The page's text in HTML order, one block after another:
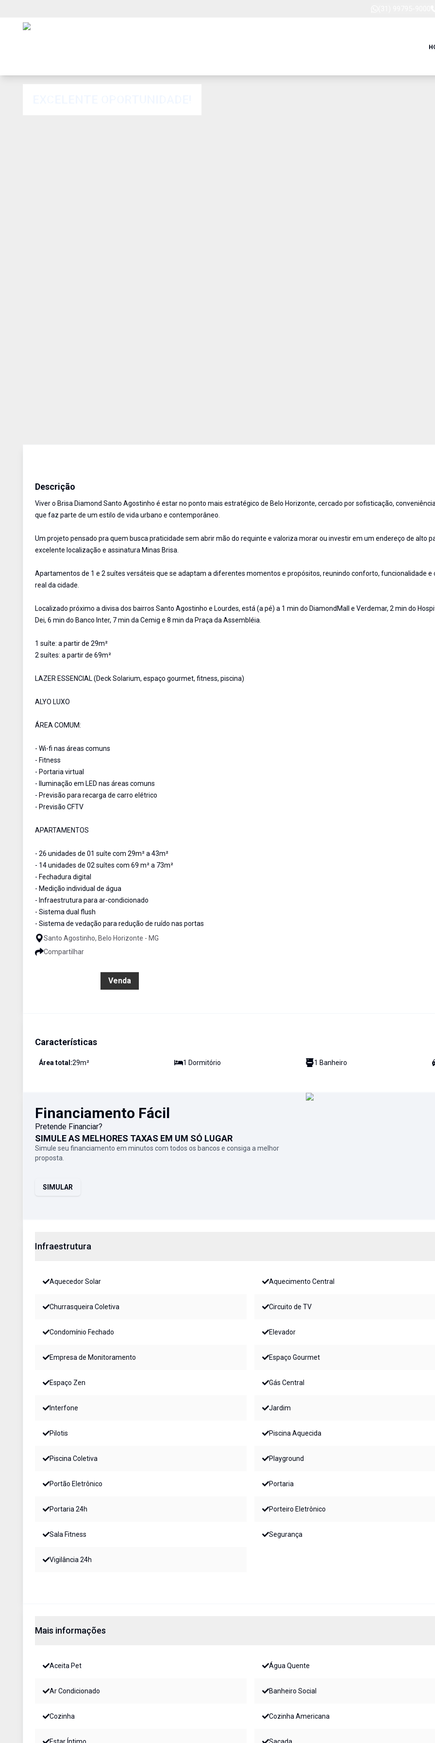
Descrição
Viver o Brisa Diamond Santo Agostinho é estar no ponto mais estratégico de Belo Horizonte, cercado por sofisticação,
que faz parte de um estilo de vida urbano e contemporâneo.
Um projeto pensado pra quem busca praticidade sem abrir mão do requinte e valoriza morar ou investir em um endereço de alto
excelente localização e assinatura Minas Brisa.
Apartamentos de 1 e 2 suítes versáteis que se adaptam a diferentes momentos e propósitos, reunindo conforto, funcionalidade e
real da cidade.
Localizado próximo a divisa dos bairros Santo Agostinho e Lourdes, está (a pé) a 1 min do DiamondMall e Verdemar, 2 min do
Dei, 6 min do Banco Inter, 7 min da Cemig e 8 min da Praça da Assembléia.
1 suíte: a partir de 29m²
2 suítes: a partir de 69m²
LAZER ESSENCIAL (Deck Solarium, espaço gourmet, fitness, piscina)
ALYO LUXO
ÁREA COMUM:
- Wi-fi nas áreas comuns
- Fitness
- Portaria virtual
- Iluminação em LED nas áreas comuns
- Previsão para recarga de carro elétrico
- Previsão CFTV
APARTAMENTOS
- 26 unidades de 01 suíte com 29m² a 43m²
- 14 unidades de 02 suítes com 69 m² a 73m²
- Fechadura digital
- Medição individual de água
- Infraestrutura para ar-condicionado
- Sistema dual flush
- Sistema de vedação para redução de ruído nas portas
Santo Agostinho, Belo Horizonte - MG
Compartilhar
Venda
Características
Área total:29m² 1 Dormitório 1 Banheiro
Financiamento Fácil
Pretende Financiar?
SIMULE AS MELHORES TAXAS EM UM SÓ LUGAR
Simule seu financiamento em minutos com todos os bancos e consiga a melhor
proposta.
SIMULAR
Infraestrutura
Aquecedor Solar Aquecimento Central
Churrasqueira Coletiva Circuito de TV
Condomínio Fechado Elevador
Empresa de Monitoramento Espaço Gourmet
Espaço Zen Gás Central
Interfone Jardim
Pilotis Piscina Aquecida
Piscina Coletiva Playground
Portão Eletrônico Portaria
Portaria 24h Porteiro Eletrônico
Sala Fitness Segurança
Vigilância 24h
Mais informações
Aceita Pet Água Quente
Ar Condicionado Banheiro Social
Cozinha Cozinha Americana